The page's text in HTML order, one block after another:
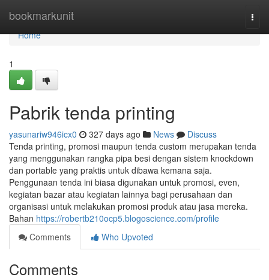
bookmarkunit
Home
Home
1
Pabrik tenda printing
yasunariw946icx0 327 days ago News
Discuss
Tenda printing, promosi maupun tenda custom merupakan tenda
yang menggunakan rangka pipa besi dengan sistem knockdown
dan portable yang praktis untuk dibawa kemana saja.
Penggunaan tenda ini biasa digunakan untuk promosi, even,
kegiatan bazar atau kegiatan lainnya bagi perusahaan dan
organisasi untuk melakukan promosi produk atau jasa mereka.
Bahan https://robertb210ocp5.blogoscience.com/profile
Comments
Who Upvoted
Comments